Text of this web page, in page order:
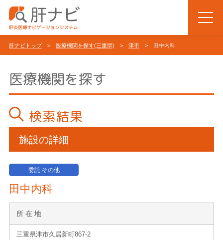
肝ナビトップ> 医療機関を探す(三重県) > 津市 > 田中内科
医療機関を探す
検索結果
施設の詳細
委託:その他
田中内科
所 在 地
三重県津市久居新町867-2